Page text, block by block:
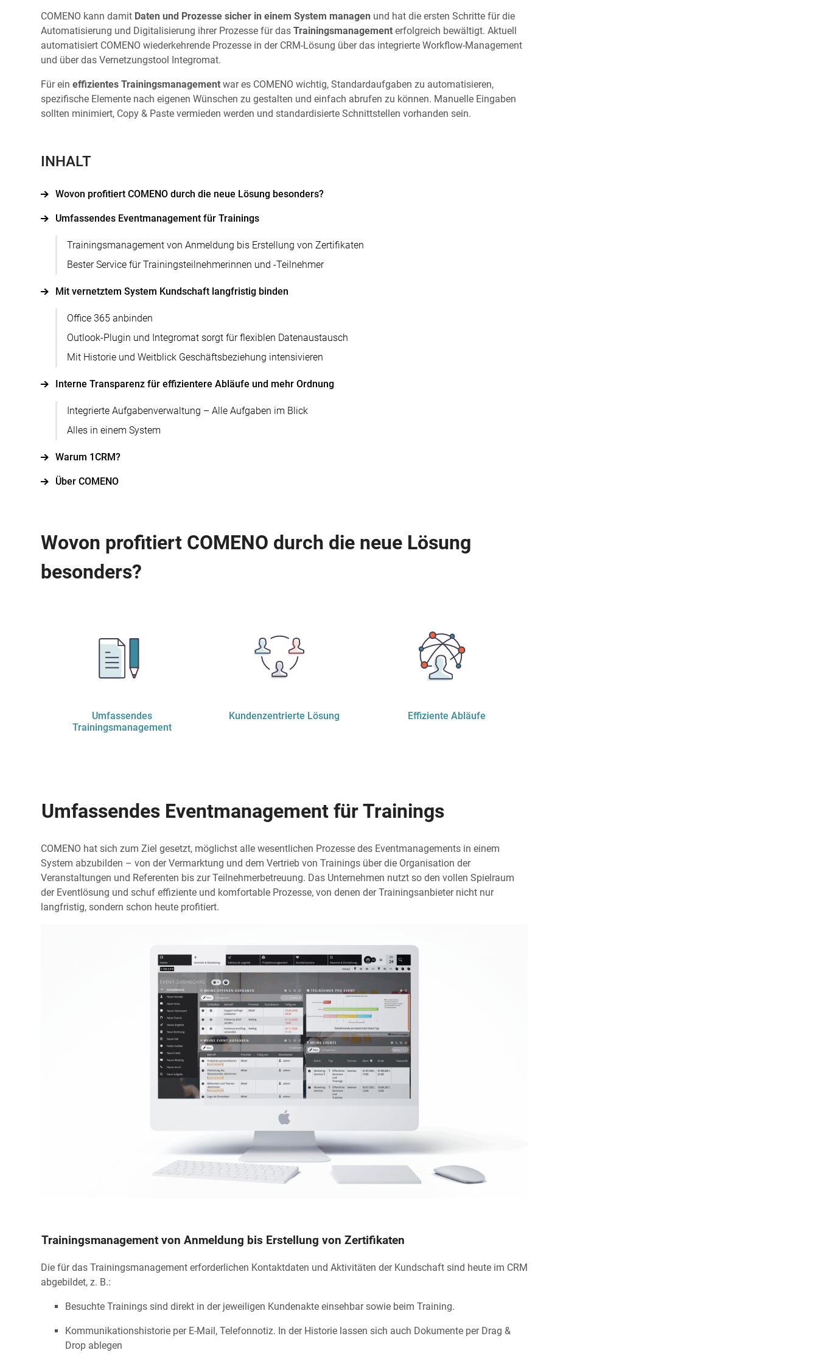
COMENO kann damit Daten und Prozesse sicher in einem System managen und hat die ersten Schritte für die
Automatisierung und Digitalisierung ihrer Prozesse für dasTrainingsmanagement erfolgreich bewältigt. Aktuell
automatisiert COMENO wiederkehrende Prozesse in der CRM-Lösung über das integrierte Workflow-Management
und über das Vernetzungstool Integromat.
Für eineffizientes Trainingsmanagement war es COMENO wichtig, Standardaufgaben zu automatisieren,
spezifische Elemente nach eigenen Wünschen zu gestalten und einfach abrufen zu können. Manuelle Eingaben
sollten minimiert, Copy & Paste vermieden werden und standardisierte Schnittstellen vorhanden sein.
INHALT
Wovon profitiert COMENO durch die neue Lösung besonders?
Umfassendes Eventmanagement für Trainings
Trainingsmanagement von Anmeldung bis Erstellung von Zertifikaten
Bester Service für Trainingsteilnehmerinnen und -Teilnehmer
Mit vernetztem System Kundschaft langfristig binden
Office 365 anbinden
Outlook-Plugin und Integromat sorgt für flexiblen Datenaustausch
Mit Historie und Weitblick Geschäftsbeziehung intensivieren
Interne Transparenz für effizientere Abläufe und mehr Ordnung
Integrierte Aufgabenverwaltung – Alle Aufgaben im Blick
Alles in einem System
Warum 1CRM?
Über COMENO
Wovon profitiert COMENO durch die neue Lösung
besonders?
Umfassendes
Trainingsmanagement
Kundenzentrierte Lösung Effiziente Abläufe
Umfassendes Eventmanagement für Trainings
COMENO hat sich zum Ziel gesetzt, möglichst alle wesentlichen Prozesse des Eventmanagements in einem
System abzubilden – von der Vermarktung und dem Vertrieb von Trainings über die Organisation der
Veranstaltungen und Referenten bis zur Teilnehmerbetreuung. Das Unternehmen nutzt so den vollen Spielraum
der Eventlösung und schuf effiziente und komfortable Prozesse, von denen der Trainingsanbieter nicht nur
langfristig, sondern schon heute profitiert.
Trainingsmanagement von Anmeldung bis Erstellung von Zertifikaten
Die für das Trainingsmanagement erforderlichen Kontaktdaten und Aktivitäten der Kundschaft sind heute im CRM
abgebildet, z. B.:
Besuchte Trainings sind direkt in der jeweiligen Kundenakte einsehbar sowie beim Training.
Kommunikationshistorie per E-Mail, Telefonnotiz. In der Historie lassen sich auch Dokumente per Drag &
Drop ablegen